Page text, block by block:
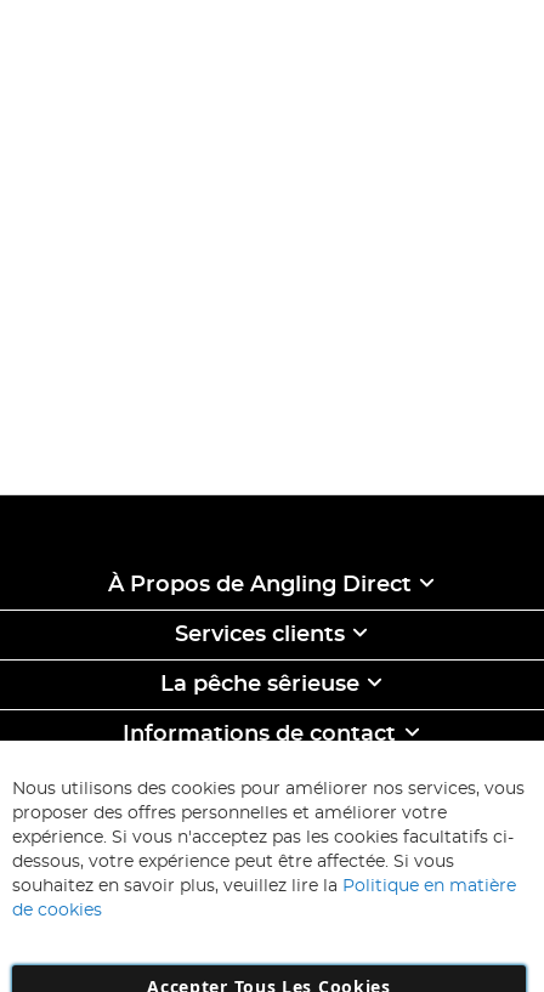
À Propos de Angling Direct
Services clients
La pêche sêrieuse
Informations de contact
ABONNEZ-VOUS & ECONOMISEZ
Inscription
à
d’information
:
Inscription
Nous utilisons des cookies pour améliorer nos services, vous
proposer des offres personnelles et améliorer votre
expérience. Si vous n'acceptez pas les cookies facultatifs ci-
dessous, votre expérience peut être affectée. Si vous
souhaitez en savoir plus, veuillez lire la Politique en matière
de cookies
Accepter Tous Les Cookies